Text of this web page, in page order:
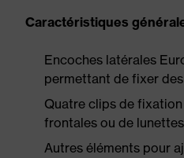
Caractéristiques
Encoches latérales
permettant de fixer
Quatre clips de
frontales ou de
Autres éléments pour